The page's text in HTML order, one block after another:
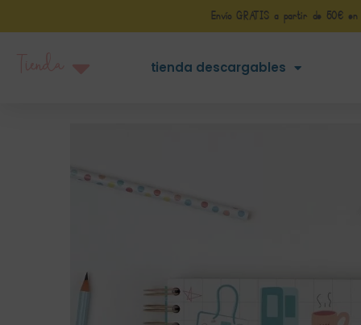
Envío GRATIS a partir de 50€ en
tienda descargables